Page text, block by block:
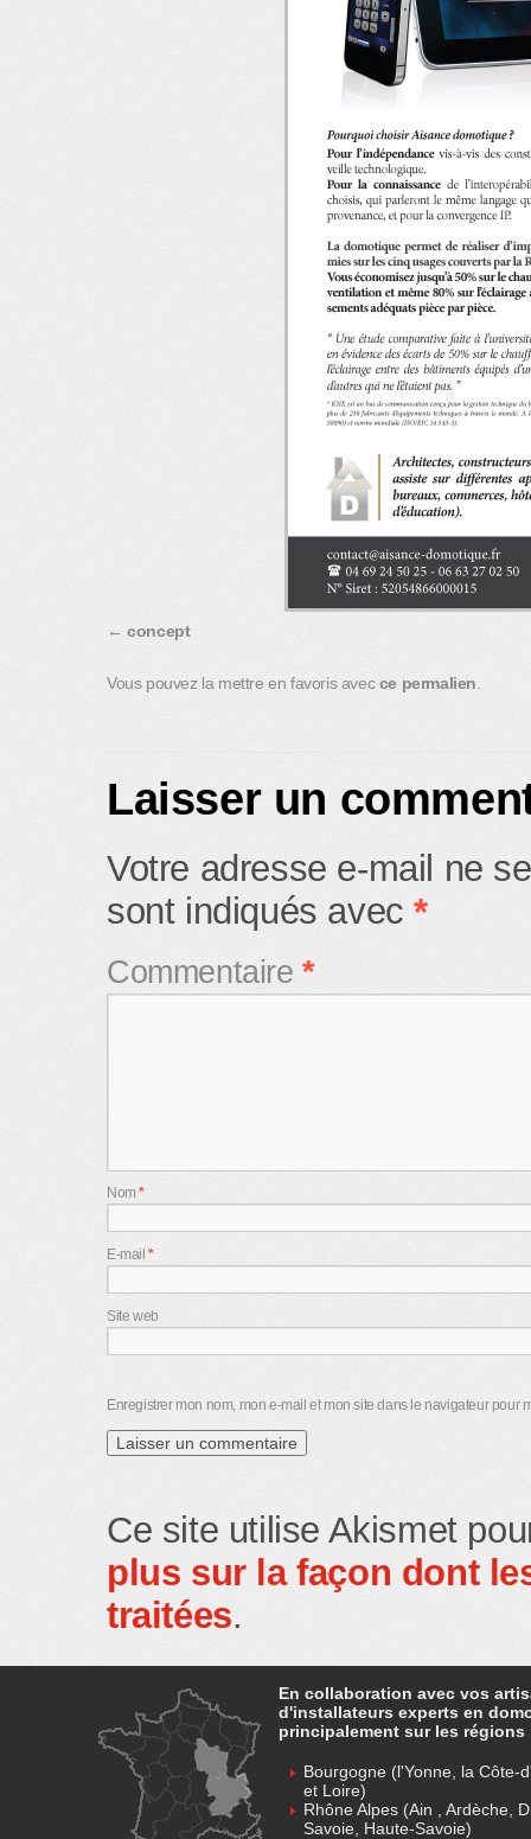
concept
Vous pouvez la mettre en favoris avecce permalien
Laisser un
Votre adresse e-mail ne
sont indiqués avec*
Commentaire*
Nom*
E-mail*
Site web
Enregistrer mon nom, mon e-mail et mon site dans le navigateur pour
Ce site utilise Akismet
plus sur la façon dont
traitées.
En collaboration avec vos
d'installateurs experts en
principalement sur les régions
Bourgogne (l'Yonne, la Côte-
et Loire)
Rhône Alpes (Ain , Ardèche,
Savoie, Haute-Savoie)